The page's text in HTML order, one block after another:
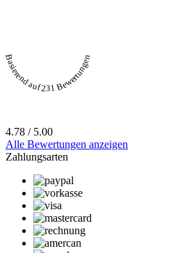
Basierend auf 231 Bewertungen
4.78 / 5.00
Alle Bewertungen anzeigen
Zahlungsarten